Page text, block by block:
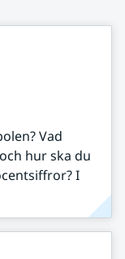
Vad
hur ska du
I